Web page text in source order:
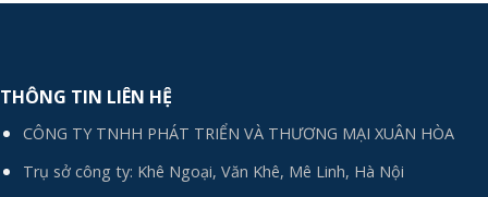
THÔNG TIN LIÊN HỆ
CÔNG TY TNHH PHÁT TRIỂN VÀ THƯƠNG MẠI XUÂN HÒA
Trụ sở công ty: Khê Ngoại, Văn Khê, Mê Linh, Hà Nội